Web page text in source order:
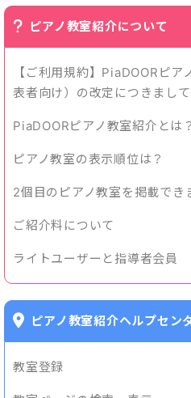
ピアノ教室紹介について
【ご利用規約】PiaDOORピ
表者向け）の改定につきまして
PiaDOORピアノ教室紹介とは？
ピアノ教室の表示順位は？
2個目のピアノ教室を掲載でき
ご紹介料について
ライトユーザーと指導者会員
ピアノ教室紹介ヘルプセン
教室登録